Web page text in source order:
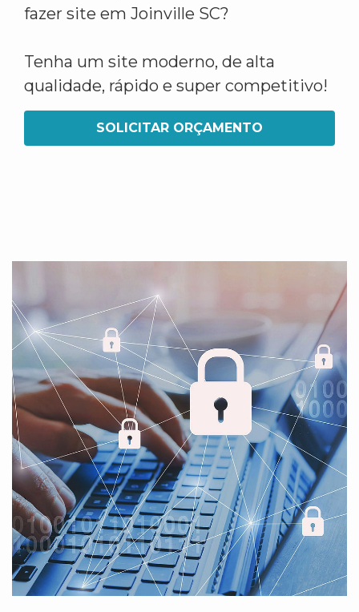
fazer site em Joinville SC?
Tenha um site moderno, de alta
qualidade, rápido e super competitivo!
SOLICITAR ORÇAMENTO